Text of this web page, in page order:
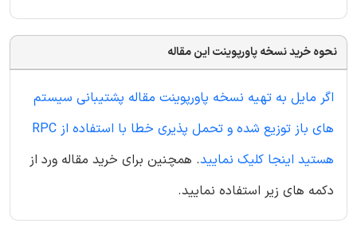
نحوه خرید نسخه پاورپوینت این مقاله
اگر مایل به تهیه نسخه پاورپوینت مقاله پشتیبانی سیستم
های باز توزیع شده و تحمل پذیری خطا با استفاده از RPC
هستید اینجا کلیک نمایید. همچنین برای خرید مقاله ورد از
دکمه های زیر استفاده نمایید.